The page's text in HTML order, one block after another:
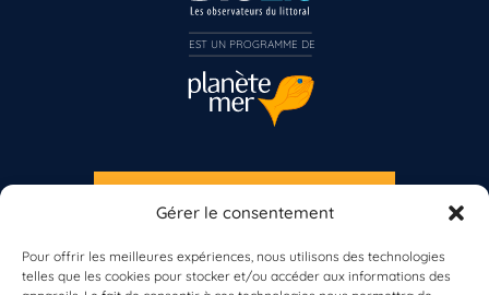
Gérer le consentement
Pour offrir les meilleures expériences, nous utilisons des technologies
telles que les cookies pour stocker et/ou accéder aux informations des
S'INSCRIRE À LA NEWSLETTER
Vous n’êtes pas encore inscrit à Biolit ?
Inscrivez-vous dès maintenant